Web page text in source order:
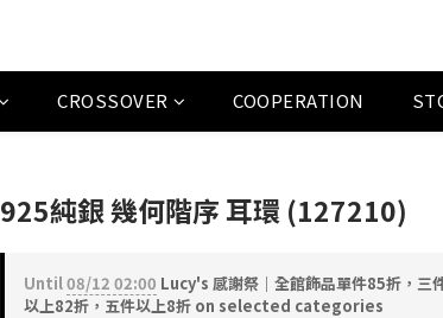
CROSSOVER COOPERATION
925純銀 幾何階序 耳環 (127210)
Until08/12 02:00 Lucy's 感謝祭｜全館飾品單件85折，三
以上82折，五件以上8折 on selected categories